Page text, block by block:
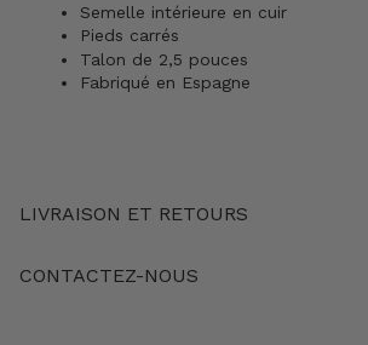
Semelle intérieure en cuir
Pieds carrés
Talon de 2,5 pouces
Fabriqué en Espagne
LIVRAISON ET RETOURS
CONTACTEZ-NOUS